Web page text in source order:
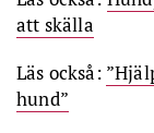
att skälla
Läs också:
hund”